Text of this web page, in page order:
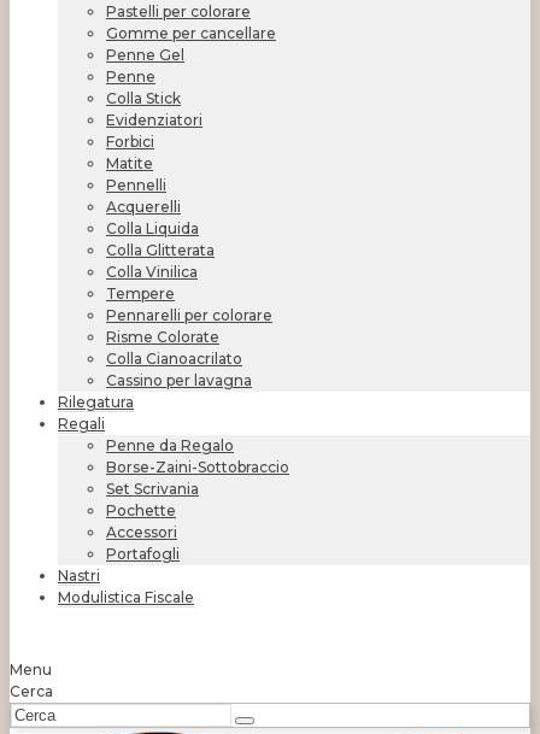
Pastelli per colorare
Gomme per cancellare
Penne Gel
Penne
Colla Stick
Evidenziatori
Forbici
Matite
Pennelli
Acquerelli
Colla Liquida
Colla Glitterata
Colla Vinilica
Tempere
Pennarelli per colorare
Risme Colorate
Colla Cianoacrilato
Cassino per lavagna
Rilegatura
Regali
Penne da Regalo
Borse-Zaini-Sottobraccio
Set Scrivania
Pochette
Accessori
Portafogli
Nastri
Modulistica Fiscale
Menu
Cerca